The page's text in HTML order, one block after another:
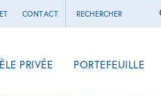
CONTACT
PRIVÉE PORTEFEUILLE